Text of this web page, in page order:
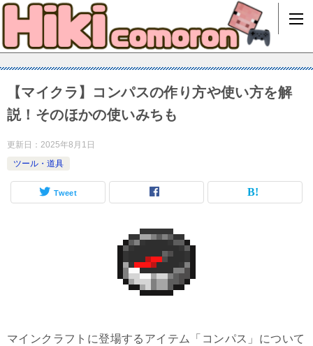
【マイクラ】コンパスの作り方や使い方を解
説！そのほかの使いみちも
更新日： 2025年8月1日
ツール・道具
Tweet
マインクラフトに登場するアイテム「コンパス」について